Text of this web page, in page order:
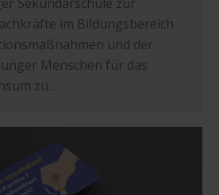
im Bildungsbereich
und der
Menschen für das
zu…